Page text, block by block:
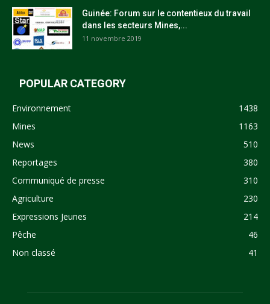
Guinée: Forum sur le contentieux du travail
dans les secteurs Mines,...
11 novembre 2019
POPULAR CATEGORY
Environnement
1438
Mines
1163
News
510
Reportages
380
Communiqué de presse
310
Agriculture
230
Expressions Jeunes
214
Pêche
46
Non classé
41